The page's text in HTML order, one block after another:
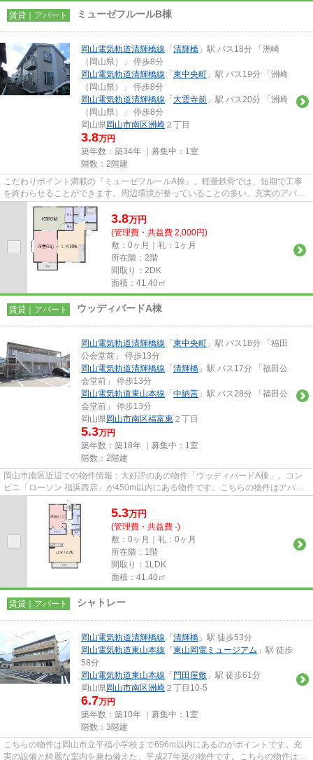
賃貸｜アパート ミューゼフルールB棟
岡山電気軌道清輝橋線 「 清輝橋 」駅 バス18分 「洲崎
（岡山県）」 停歩8分
岡山電気軌道清輝橋線 「 東中央町 」駅 バス19分 「洲崎
（岡山県）」 停歩8分
岡山電気軌道清輝橋線 「 大雲寺前 」駅 バス20分 「洲崎
（岡山県）」 停歩8分
岡山県岡山市南区洲崎 ２丁目
3.8万円
築年数：築34年 ｜募集中： 1室
階数：2階建
こだわりポイント満載の『ミューゼフルールA棟』。軽量鉄骨では、短期で工事
を終わらせることができます。周辺環境が整っていることの多い、充実のアパー
ト物件。交通利便性のある岡山...
3.8万円
(管理費・共益費 2,000円)
敷：0ヶ月｜礼：1ヶ月
所在階：2階
間取り：2DK
面積：41.40㎡
賃貸｜アパート ウッディバードA棟
岡山電気軌道清輝橋線 「 東中央町 」駅 バス18分 「福田
公会堂前」 停歩13分
岡山電気軌道清輝橋線 「 清輝橋 」駅 バス17分 「福田公
会堂前」 停歩13分
岡山電気軌道東山本線 「 中納言 」駅 バス28分 「福田公
会堂前」 停歩13分
岡山県岡山市南区福富東 ２丁目
5.3万円
築年数：築18年 ｜募集中： 1室
階数：2階建
岡山市南区近辺での物件情報：大好評のあの物件「ウッディバードA棟」。コン
ビニ「ローソン 福浜西店」が450m以内にある物件です。こちらの物件はアパー
トです。周辺に2駅ありの電車通...
5.3万円
(管理費・共益費 -)
敷：0ヶ月｜礼：0ヶ月
所在階：1階
間取り：1LDK
面積：41.40㎡
賃貸｜アパート シャトレー
岡山電気軌道清輝橋線 「 清輝橋 」駅 徒歩53分
岡山電気軌道東山本線 「 東山岡電ミュージアム 」駅 徒歩
58分
岡山電気軌道東山本線 「 門田屋敷 」駅 徒歩61分
岡山県岡山市南区洲崎 ２丁目10-5
6.7万円
築年数：築10年 ｜募集中： 1室
階数：3階建
こちらの物件は岡山市立平福小学校まで696m以内にあるのがポイントです。充
実の設備と綺麗な室内を兼ね備えた、平成27年築の物件です。こちらの物件は自